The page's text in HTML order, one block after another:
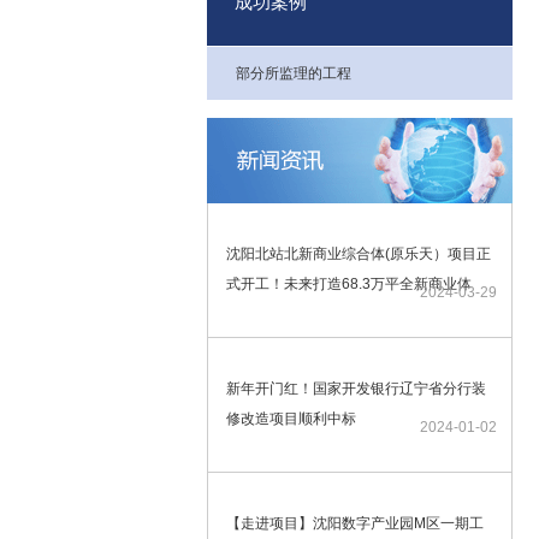
部分所监理的工程
沈阳北站北新商业综合体(原乐天）项目正
式开工！未来打造68.3万平全新商业体
2024-03-29
新年开门红！国家开发银行辽宁省分行装
修改造项目顺利中标
2024-01-02
【走进项目】沈阳数字产业园M区一期工